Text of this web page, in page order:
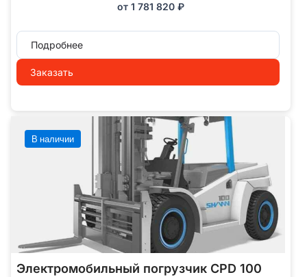
от 1 781 820 ₽
Подробнее
Заказать
В наличии
Электромобильный погрузчик CPD 100